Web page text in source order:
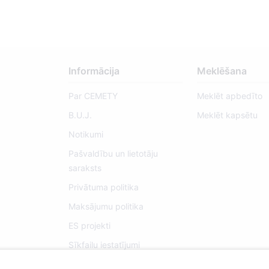
Informācija
Par CEMETY
B.U.J.
Notikumi
Pašvaldību un lietotāju
saraksts
Privātuma politika
Maksājumu politika
ES projekti
Sīkfailu iestatījumi
Meklēšana
Meklēt apbedīto
Meklēt kapsētu